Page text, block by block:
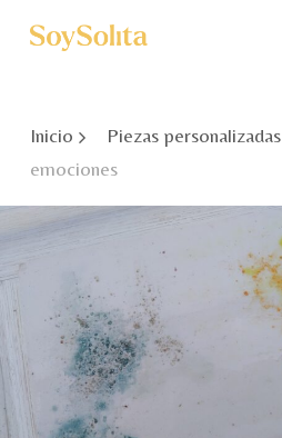
Inicio Piezas personalizadas
emociones